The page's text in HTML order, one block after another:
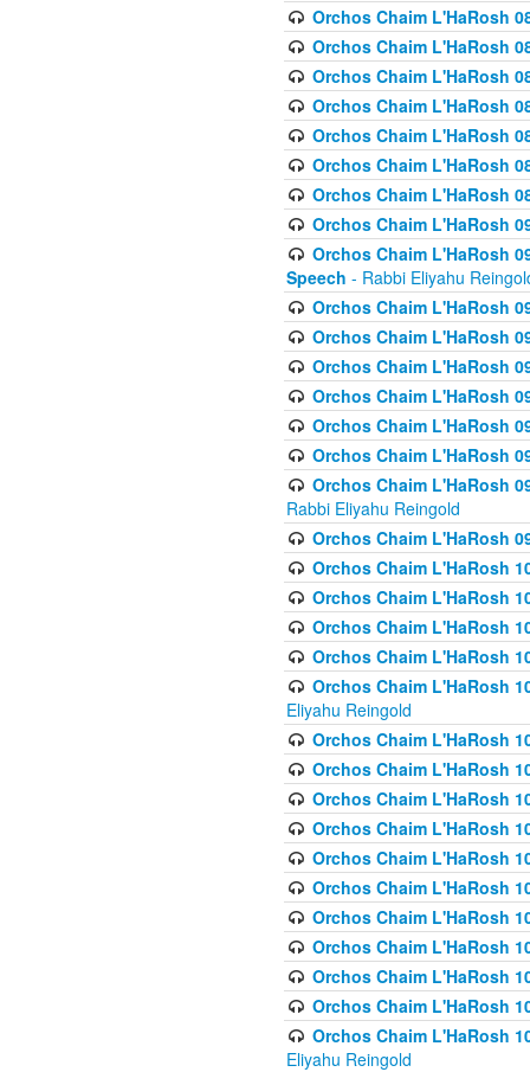
Orchos Chaim L'HaRosh
Orchos Chaim L'HaRosh
Orchos Chaim L'HaRosh
Orchos Chaim L'HaRosh
Orchos Chaim L'HaRosh
Orchos Chaim L'HaRosh
Orchos Chaim L'HaRosh
Orchos Chaim L'HaRosh
Orchos Chaim L'HaRosh
Speech - Rabbi Eliyahu
Orchos Chaim L'HaRosh
Orchos Chaim L'HaRosh
Orchos Chaim L'HaRosh
Orchos Chaim L'HaRosh
Orchos Chaim L'HaRosh
Orchos Chaim L'HaRosh
Orchos Chaim L'HaRosh
Rabbi Eliyahu Reingold
Orchos Chaim L'HaRosh
Orchos Chaim L'HaRosh
Orchos Chaim L'HaRosh
Orchos Chaim L'HaRosh
Orchos Chaim L'HaRosh
Orchos Chaim L'HaRosh
Eliyahu Reingold
Orchos Chaim L'HaRosh
Orchos Chaim L'HaRosh
Orchos Chaim L'HaRosh
Orchos Chaim L'HaRosh
Orchos Chaim L'HaRosh
Orchos Chaim L'HaRosh
Orchos Chaim L'HaRosh
Orchos Chaim L'HaRosh
Orchos Chaim L'HaRosh
Orchos Chaim L'HaRosh
Orchos Chaim L'HaRosh
Eliyahu Reingold